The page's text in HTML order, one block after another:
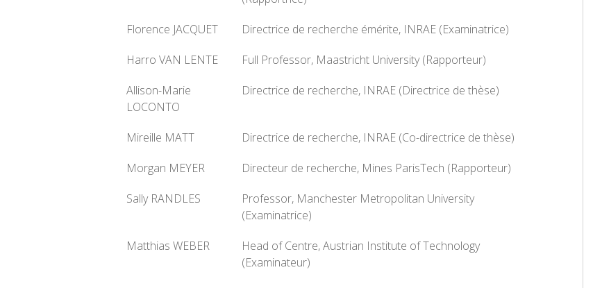
Florence JACQUET
Directrice de recherche émérite, INRAE (Examinatrice)
Harro VAN LENTE
Full Professor, Maastricht University (Rapporteur)
Allison-Marie
LOCONTO
Directrice de recherche, INRAE (Directrice de thèse)
Mireille MATT
Directrice de recherche, INRAE (Co-directrice de thèse)
Morgan MEYER
Directeur de recherche, Mines ParisTech (Rapporteur)
Sally RANDLES
Professor, Manchester Metropolitan University
(Examinatrice)
Matthias WEBER
Head of Centre, Austrian Institute of Technology
(Examinateur)